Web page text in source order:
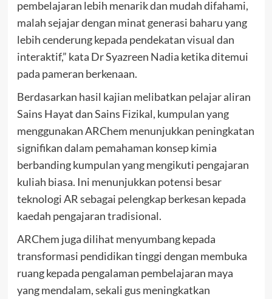
pembelajaran lebih menarik dan mudah difahami,
malah sejajar dengan minat generasi baharu yang
lebih cenderung kepada pendekatan visual dan
interaktif,” kata Dr Syazreen Nadia ketika ditemui
pada pameran berkenaan.
Berdasarkan hasil kajian melibatkan pelajar aliran
Sains Hayat dan Sains Fizikal, kumpulan yang
menggunakan ARChem menunjukkan peningkatan
signifikan dalam pemahaman konsep kimia
berbanding kumpulan yang mengikuti pengajaran
kuliah biasa. Ini menunjukkan potensi besar
teknologi AR sebagai pelengkap berkesan kepada
kaedah pengajaran tradisional.
ARChem juga dilihat menyumbang kepada
transformasi pendidikan tinggi dengan membuka
ruang kepada pengalaman pembelajaran maya
yang mendalam, sekali gus meningkatkan